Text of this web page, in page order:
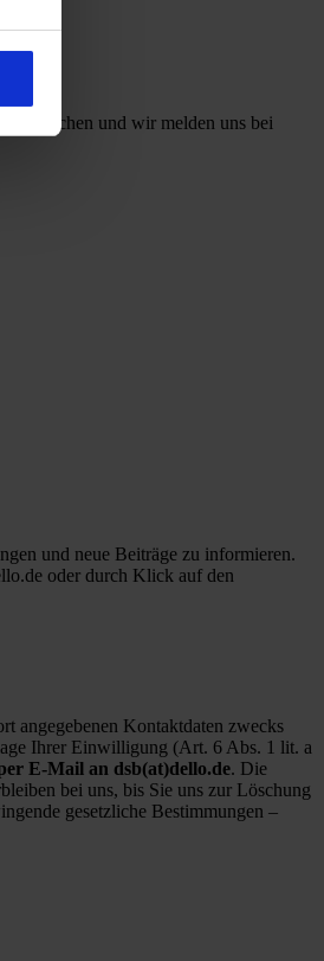
wünschen und wir melden uns bei
und neue Beiträge zu informieren.
oder durch Klick auf den
angegebenen Kontaktdaten zwecks
Ihrer Einwilligung (Art. 6 Abs. 1 lit. a
E-Mail an dsb(at)dello.de. Die
bei uns, bis Sie uns zur Löschung
gesetzliche Bestimmungen –